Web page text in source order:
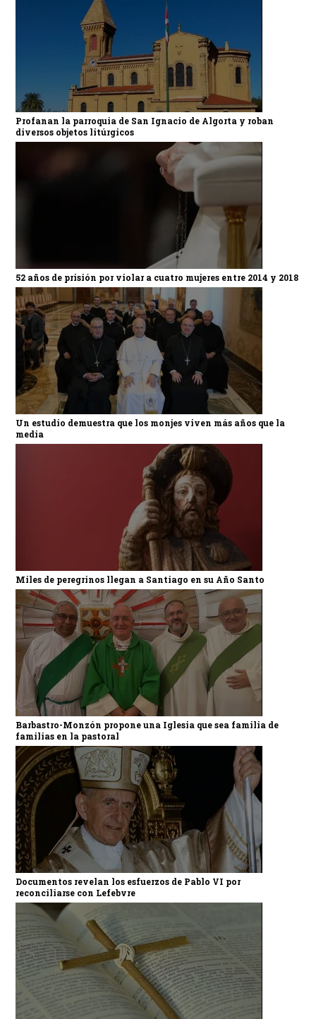
Profanan la parroquia de San Ignacio de Algorta y roban
diversos objetos litúrgicos
52 años de prisión por violar a cuatro mujeres entre 2014 y 2018
Un estudio demuestra que los monjes viven más años que la
media
Miles de peregrinos llegan a Santiago en su Año Santo
Barbastro-Monzón propone una Iglesia que sea familia de
familias en la pastoral
Documentos revelan los esfuerzos de Pablo VI por
reconciliarse con Lefebvre